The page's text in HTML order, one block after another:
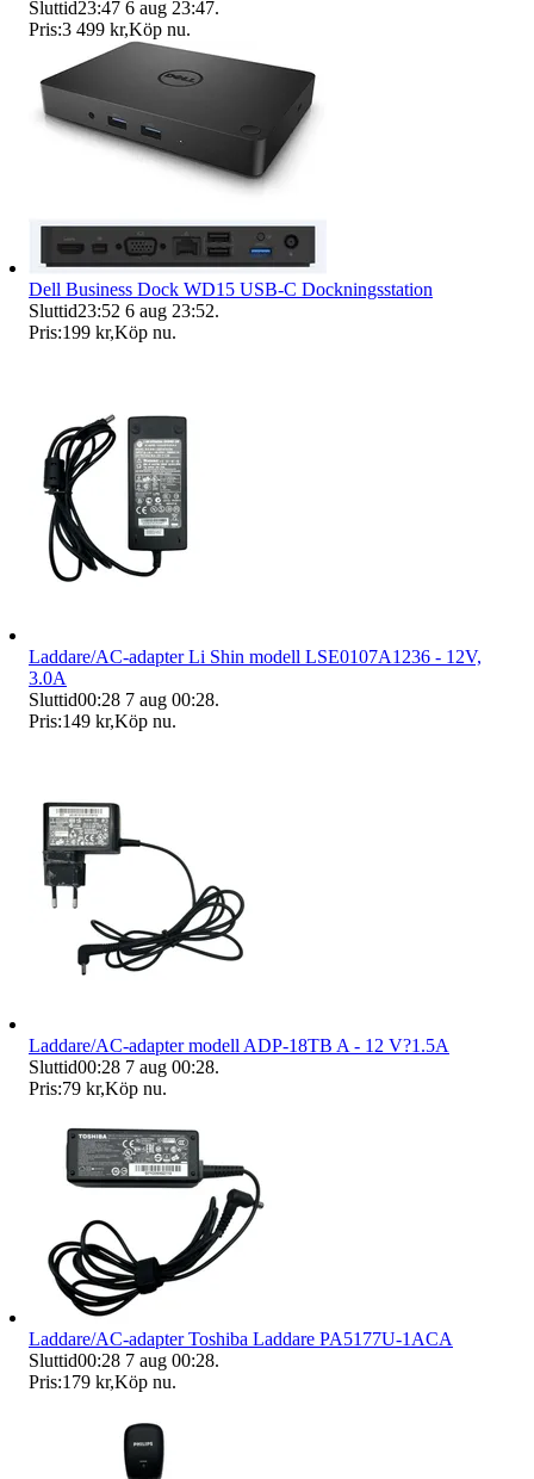
Sluttid23:47 6 aug 23:47.
Pris:3 499 kr,Köp nu.
Dell Business Dock WD15 USB-C Dockningsstation
Sluttid23:52 6 aug 23:52.
Pris:199 kr,Köp nu.
Laddare/AC-adapter Li Shin modell LSE0107A1236 - 12V,
3.0A
Sluttid00:28 7 aug 00:28.
Pris:149 kr,Köp nu.
Laddare/AC-adapter modell ADP-18TB A - 12 V?1.5A
Sluttid00:28 7 aug 00:28.
Pris:79 kr,Köp nu.
Laddare/AC-adapter Toshiba Laddare PA5177U-1ACA
Sluttid00:28 7 aug 00:28.
Pris:179 kr,Köp nu.